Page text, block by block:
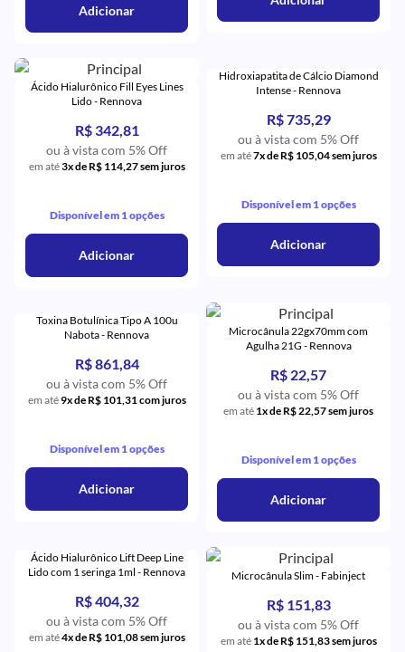
Adicionar
Ácido Hialurônico Fill Eyes Lines
Lido - Rennova
R$ 342,81
ou à vista com 5% Off
em até3x de R$ 114,27 sem juros
Disponível em 1 opções
Adicionar
Hidroxiapatita de Cálcio Diamond
Intense - Rennova
R$ 735,29
ou à vista com 5% Off
em até7x de R$ 105,04 sem juros
Disponível em 1 opções
Adicionar
Toxina Botulínica Tipo A 100u
Nabota - Rennova
R$ 861,84
ou à vista com 5% Off
em até9x de R$ 101,31 com juros
Disponível em 1 opções
Adicionar
Microcânula 22gx70mm com
Agulha 21G - Rennova
R$ 22,57
ou à vista com 5% Off
em até 1x de R$ 22,57 sem juros
Disponível em 1 opções
Adicionar
Ácido Hialurônico Lift Deep Line
Lido com 1 seringa 1ml - Rennova
R$ 404,32
ou à vista com 5% Off
em até4x de R$ 101,08 sem juros
Microcânula Slim - Fabinject
R$ 151,83
ou à vista com 5% Off
em até 1x de R$ 151,83 sem juros